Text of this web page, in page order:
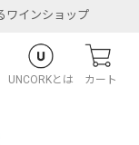
ワインショップ
UNCORKとは カート